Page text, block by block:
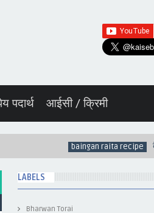
पदार्थ आईसी / क्रिमी
baingan raita recipe बैंगन का
LABELS
Bharwan Torai